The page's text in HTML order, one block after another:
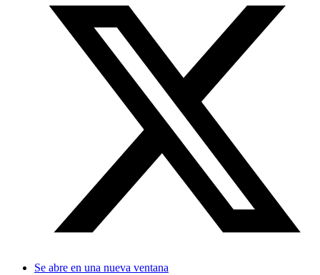
Se abre en una nueva ventana